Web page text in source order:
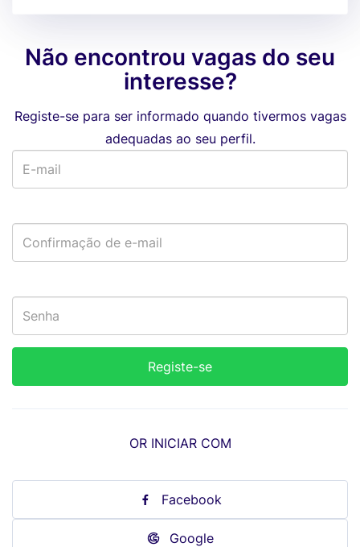
Não encontrou vagas do seu
interesse?
Registe-se para ser informado quando tivermos vagas
adequadas ao seu perfil.
OR INICIAR COM
Facebook
Google